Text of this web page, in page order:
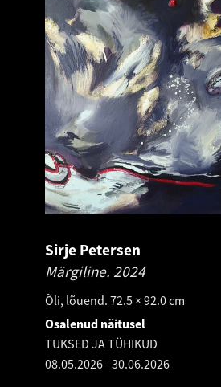
Sirje Petersen
Märgiline. 2024
Õli, lõuend. 72.5 × 92.0 cm
Osalenud näitusel
TUKSED JA TÜHIKUD
08.05.2026-30.06.2026